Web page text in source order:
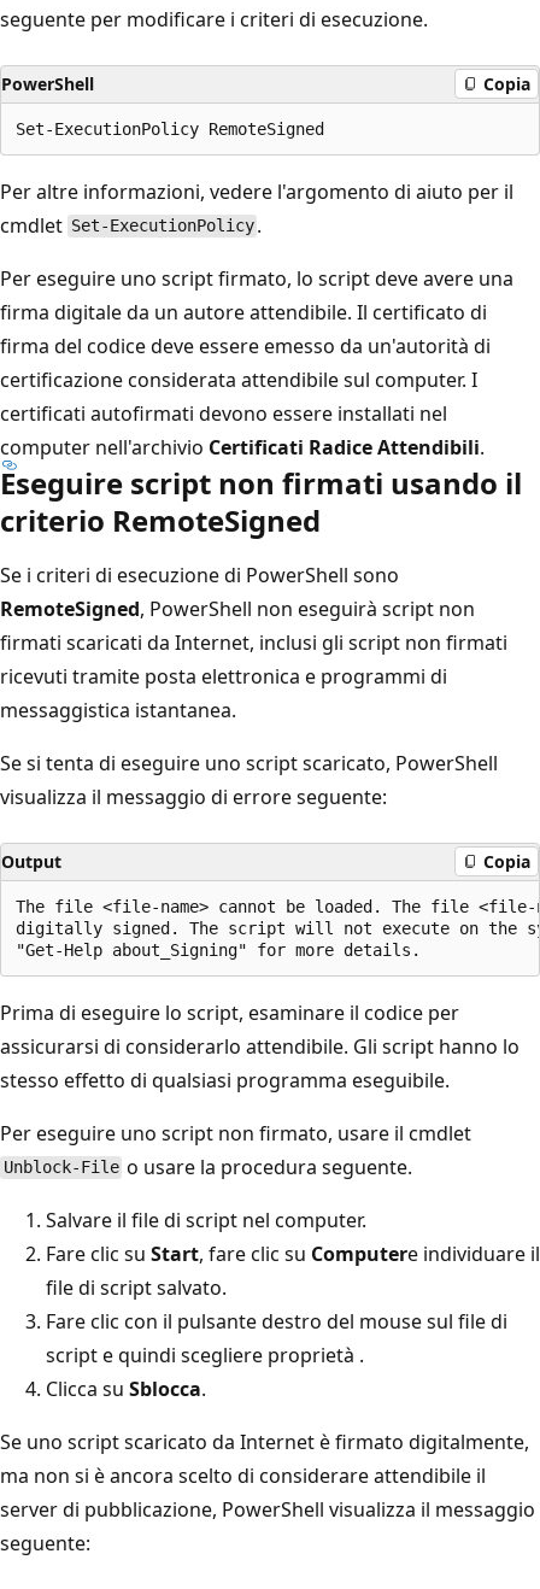
seguente per modificare i criteri di esecuzione.
PowerShell Copia
Per altre informazioni, vedere l'argomento di aiuto per il
cmdlet Set-ExecutionPolicy .
Per eseguire uno script firmato, lo script deve avere una
firma digitale da un autore attendibile. Il certificato di
firma del codice deve essere emesso da un'autorità di
certificazione considerata attendibile sul computer. I
certificati autofirmati devono essere installati nel
computer nell'archivio Certificati Radice Attendibili.
Eseguire script non firmati usando il
criterio RemoteSigned
Se i criteri di esecuzione di PowerShell sono
RemoteSigned, PowerShell non eseguirà script non
firmati scaricati da Internet, inclusi gli script non firmati
ricevuti tramite posta elettronica e programmi di
messaggistica istantanea.
Se si tenta di eseguire uno script scaricato, PowerShell
visualizza il messaggio di errore seguente:
Output Copia
The file <file-name> cannot be loaded. The file <file-
digitally signed. The script will not execute on the
Prima di eseguire lo script, esaminare il codice per
assicurarsi di considerarlo attendibile. Gli script hanno lo
stesso effetto di qualsiasi programma eseguibile.
Per eseguire uno script non firmato, usare il cmdlet
Unblock-File o usare la procedura seguente.
Salvare il file di script nel computer.
Fare clic su Start, fare clic su Computere individuare il
file di script salvato.
Fare clic con il pulsante destro del mouse sul file di
script e quindi scegliere proprietà .
Clicca su Sblocca.
Se uno script scaricato da Internet è firmato digitalmente,
ma non si è ancora scelto di considerare attendibile il
server di pubblicazione, PowerShell visualizza il messaggio
seguente: